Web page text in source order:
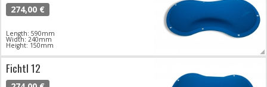
274,00 €
Length: 590mm
Width: 240mm
Height: 150mm
Fichtl 12